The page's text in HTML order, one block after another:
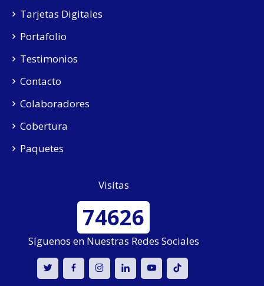
Tarjetas Digitales
Portafolio
Testimonios
Contacto
Colaboradores
Cobertura
Paquetes
Visítas
74626
Síguenos en Nuestras Redes Sociales